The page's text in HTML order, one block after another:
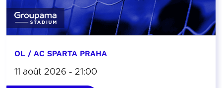
OL / AC SPARTA PRAHA
11 août 2026 - 21:00